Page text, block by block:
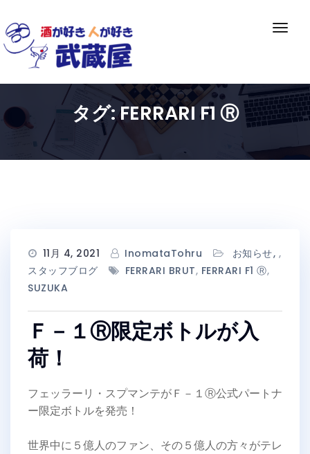
to
content
ナ
ー
シ
ョ
切
り
タグ:FERRARI F1 Ⓡ
11月 4, 2021 InomataTohru お知らせ ,
スタッフブログ
FERRARI BRUT, FERRARI F1 Ⓡ,
SUZUKA
Ｆ－１Ⓡ限定ボトルが入
荷！
フェッラーリ・スプマンテがＦ－１Ⓡ公式パートナ
ー限定ボトルを発売！
世界中に５億人のファン、その５億人の方々がテレ